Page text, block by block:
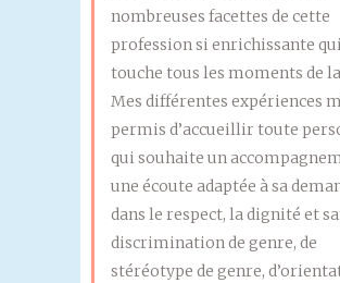
nombreuses facettes de cette
profession si enrichissante qui
touche tous les moments de
Mes différentes expériences
permis d’accueillir toute
qui souhaite un
une écoute adaptée à sa
dans le respect, la dignité et
discrimination de genre, de
stéréotype de genre,